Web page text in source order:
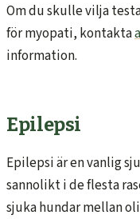
Om du skulle vilja
för myopati, kontakta
information.
Epilepsi
Epilepsi är en vanlig
sannolikt i de flesta
sjuka hundar mellan